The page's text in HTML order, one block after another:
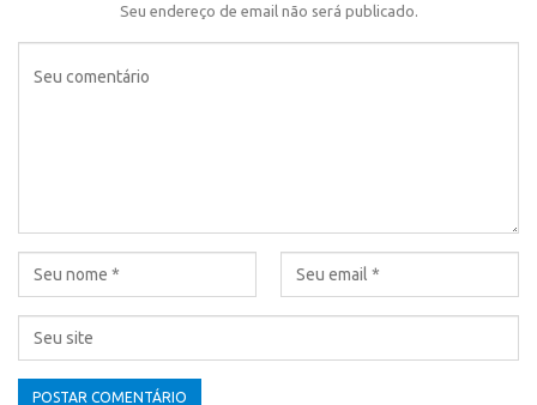
Seu endereço de email não será publicado.